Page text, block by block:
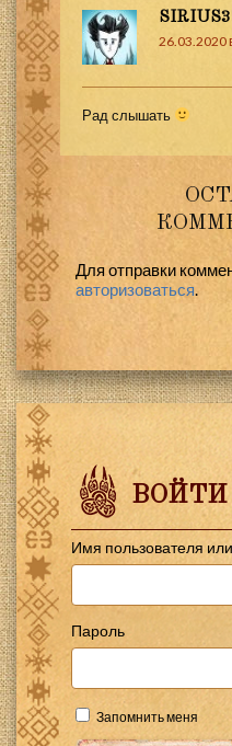
26.03.2020
Рад слышать
Для отправки
авторизоваться.
ВОЙТИ
Имя пользователя
Пароль
Запомнить меня